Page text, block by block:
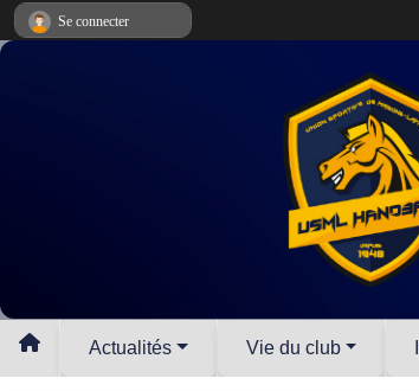
Actualités Vie du club
Se connecter
Panneau de gestion des cookies